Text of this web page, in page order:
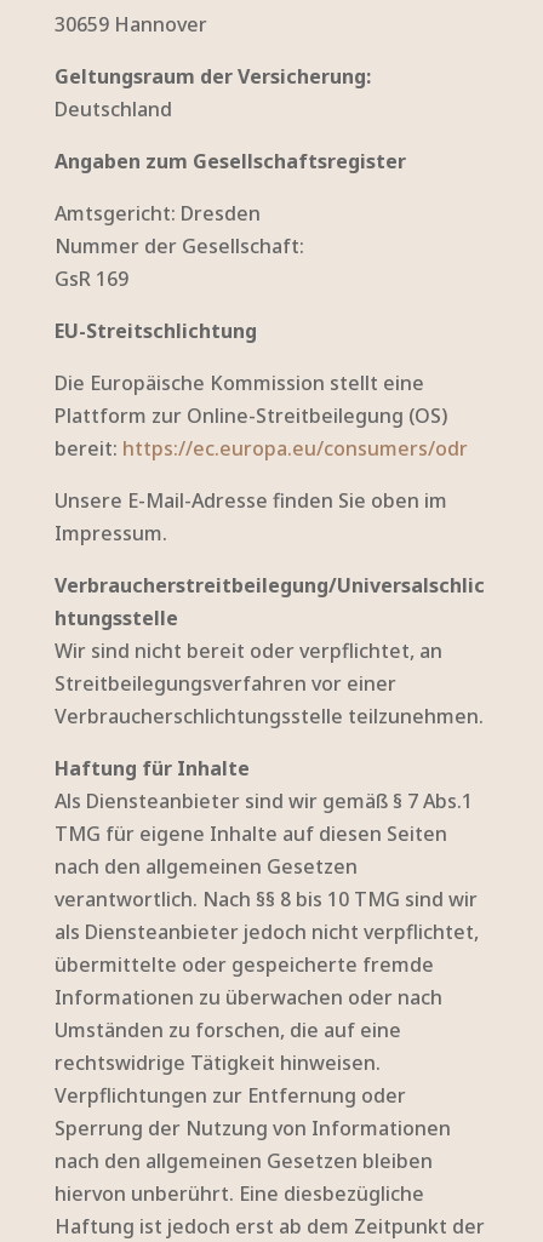
30659 Hannover
Geltungsraum der Versicherung:
Deutschland
Angaben zum Gesellschaftsregister
Amtsgericht: Dresden
Nummer der Gesellschaft:
GsR 169
EU-Streitschlichtung
Die Europäische Kommission stellt eine
Plattform zur Online-Streitbeilegung (OS)
bereit: https://ec.europa.eu/consumers/odr
Unsere E-Mail-Adresse finden Sie oben im
Impressum.
Verbraucherstreitbeilegung/Universalschlic
htungsstelle
Wir sind nicht bereit oder verpflichtet, an
Streitbeilegungsverfahren vor einer
Verbraucherschlichtungsstelle teilzunehmen.
Haftung für Inhalte
Als Diensteanbieter sind wir gemäß § 7 Abs.1
TMG für eigene Inhalte auf diesen Seiten
nach den allgemeinen Gesetzen
verantwortlich. Nach §§ 8 bis 10 TMG sind wir
als Diensteanbieter jedoch nicht verpflichtet,
übermittelte oder gespeicherte fremde
Informationen zu überwachen oder nach
Umständen zu forschen, die auf eine
rechtswidrige Tätigkeit hinweisen.
Verpflichtungen zur Entfernung oder
Sperrung der Nutzung von Informationen
nach den allgemeinen Gesetzen bleiben
hiervon unberührt. Eine diesbezügliche
Haftung ist jedoch erst ab dem Zeitpunkt der